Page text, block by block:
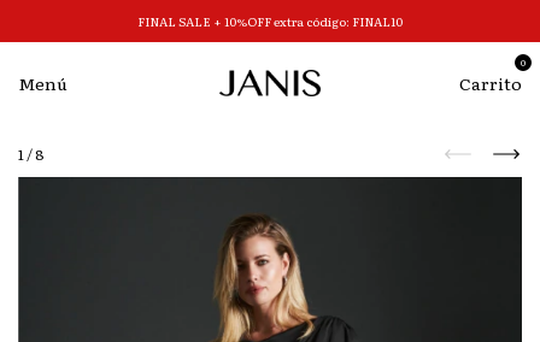
FINAL SALE + 10%OFF extra código: FINAL10
Menú Carrito
0
1/8